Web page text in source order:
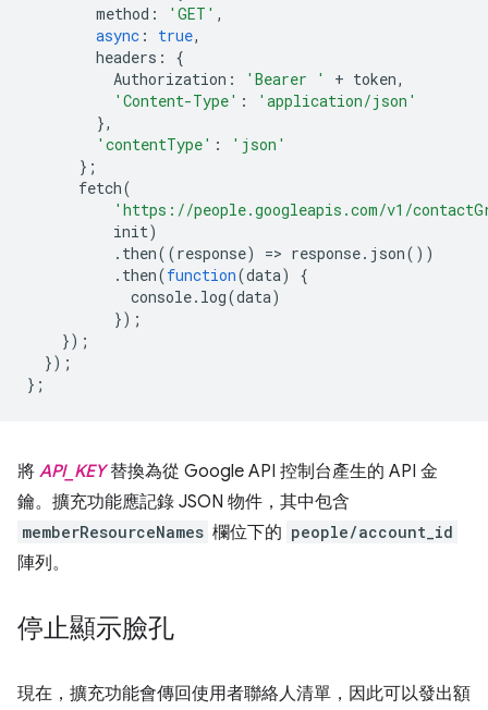
method : 'GET' ,
async : true,
headers :
{
Authorization : 'Bearer ' + token,
'Content-Type' :
'application/json'
},
'contentType' :
'json'
};
fetch(
'https://people.googleapis.com/v1/
init)
. then((response) => response. json())
. then(function(data)
{
console. log(data)
});
});
});
};
將 API_KEY替換為從 Google API 控制台產生的 API 金
鑰。擴充功能應記錄 JSON 物件，其中包含
memberResourceNames 欄位下的 people/account_id
陣列。
停止顯示臉孔
現在，擴充功能會傳回使用者聯絡人清單，因此可以發出額